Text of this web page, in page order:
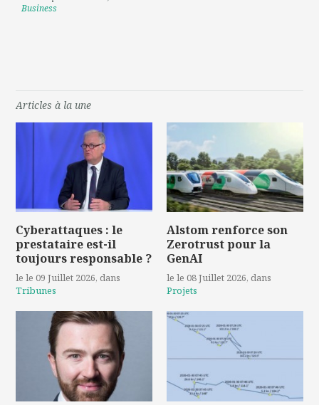
Business
Articles à la une
Cyberattaques : le
prestataire est-il
toujours responsable ?
le le 09 Juillet 2026, dans
Tribunes
Alstom renforce son
Zerotrust pour la
GenAI
le le 08 Juillet 2026, dans
Projets